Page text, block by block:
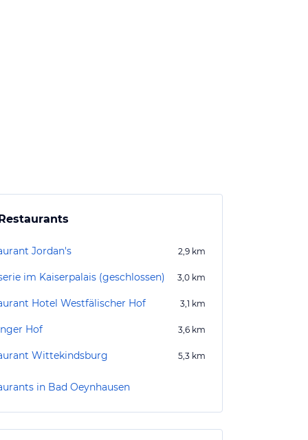
Jordan's 2,9 km
im Kaiserpalais (geschlossen) 3,0 km
Hotel Westfälischer Hof 3,1 km
Hof 3,6 km
Wittekindsburg 5,3 km
in Bad Oeynhausen